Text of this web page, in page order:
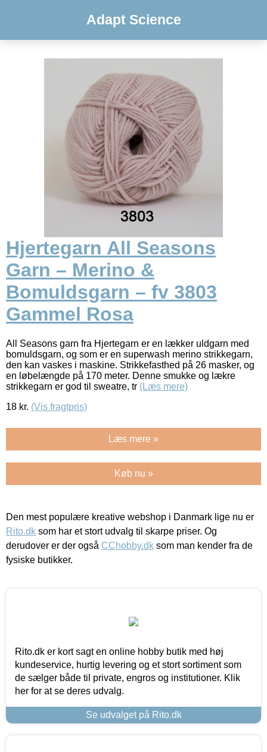
Adapt Science
Hjertegarn All Seasons
Garn – Merino &
Bomuldsgarn – fv 3803
Gammel Rosa
All Seasons garn fra Hjertegarn er en lækker uldgarn med
bomuldsgarn, og som er en superwash merino strikkegarn,
den kan vaskes i maskine. Strikkefasthed på 26 masker, og
en løbelængde på 170 meter. Denne smukke og lækre
strikkegarn er god til sweatre, tr (Læs mere)
18 kr. (Vis fragtpris)
Læs mere »
Køb nu »
Den mest populære kreative webshop i Danmark lige nu er
Rito.dk som har et stort udvalg til skarpe priser. Og
derudover er der også CChobby.dk som man kender fra de
fysiske butikker.
Rito.dk er kort sagt en online hobby butik med høj
kundeservice, hurtig levering og et stort sortiment som
de sælger både til private, engros og institutioner. Klik
her for at se deres udvalg.
Se udvalget på Rito.dk